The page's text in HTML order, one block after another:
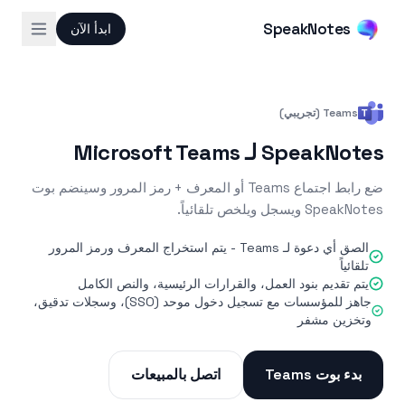
SpeakNotes ابدأ الآن
Teams (تجريبي)
SpeakNotes لـ Microsoft Teams
ضع رابط اجتماع Teams أو المعرف + رمز المرور وسينضم بوت
SpeakNotes ويسجل ويلخص تلقائياً.
الصق أي دعوة لـ Teams - يتم استخراج المعرف ورمز المرور
تلقائياً
يتم تقديم بنود العمل، والقرارات الرئيسية، والنص الكامل
جاهز للمؤسسات مع تسجيل دخول موحد (SSO)، وسجلات تدقيق،
وتخزين مشفر
بدء بوت Teams اتصل بالمبيعات